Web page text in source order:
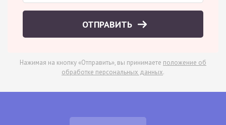
ОТПРАВИТЬ
Нажимая на кнопку «Отправить», вы принимаете положение об
обработке персональных данных.